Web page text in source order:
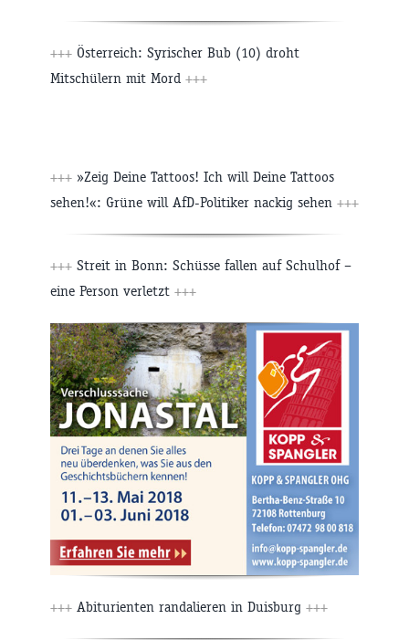
+++ Österreich: Syrischer Bub (10) droht
Mitschülern mit Mord +++
+++ »Zeig Deine Tattoos! Ich will Deine Tattoos
sehen!«: Grüne will AfD-Politiker nackig sehen +++
+++ Streit in Bonn: Schüsse fallen auf Schulhof –
eine Person verletzt +++
+++ Abiturienten randalieren in Duisburg +++